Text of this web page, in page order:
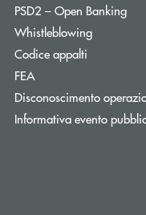
finestra
PSD2 – Open Banking
Whistleblowing
Codice appalti
FEA
Disconoscimento
Informativa evento